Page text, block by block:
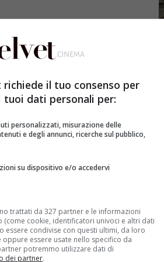
4.638.000 spettatoripari al
torna a due giorni
madre morta.Livia Monforte
(Luca Capuano), fratello di
un ciondolo prezioso, che
Elena Monforte (Licia Nunez),
e voleva portarla via con
è tagliata le vene perché
il tuo consenso per
tuoi dati personali per:
personalizzati, misurazione delle
e degli annunci, ricerche sul pubblico,
su dispositivo e/o accedervi
trattati da 327 partner e le informazioni
cookie, identificatori univoci e altri dati
essere condivise con questi ultimi, da loro
oppure essere usate nello specifico da
potremmo utilizzare dati di
dei partner.